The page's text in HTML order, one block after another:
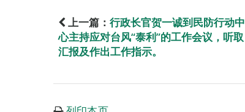
上一篇： 行政长官贺一诚到民防行动中
心主持应对台风“泰利”的工作会议，听取
汇报及作出工作指示。